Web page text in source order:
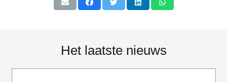
Het laatste nieuws